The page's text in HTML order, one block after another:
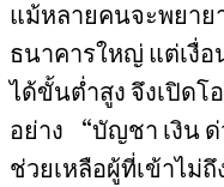
แม้หลายคนจะพยาย
ธนาคารใหญ่ แต่เงื่
ได้ขั้นต่ำสูง จึงเปิดโ
อย่าง “บัญชา เงิน
ช่วยเหลือผู้ที่เข้าไม่